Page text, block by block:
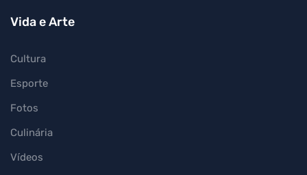
Vida e Arte
Cultura
Esporte
Fotos
Culinária
Vídeos